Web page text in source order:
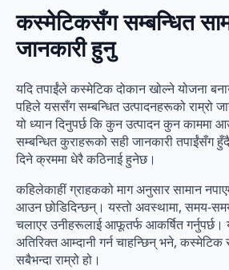
कस्मेटिकसँग सम्बन्धित
जानकारी हुनु
यदि तपाईंले कस्मेटिक दोकान खोल्ने योजना
पहिले यससँग सम्बन्धित उत्पादनहरूको राम्रो
यो ध्यान दिनुपर्छ कि कुन उत्पादन कुन काममा
सम्बन्धित कुराहरूको सही जानकारी तपाईंसँग
दिने क्रममा धेरै कठिनाई हुनेछ।
कहिलेकाहीं ग्राहकको माग अनुसार सामान
आउन छोडिदिन्छन्। यस्तो अवस्थामा, समय-
चलाएर उनीहरूलाई आफूतर्फ आकर्षित
अतिरिक्त आम्दानी गर्न चाहन्छिन् भने, कस्मेटिक
सबैभन्दा राम्रो हो।